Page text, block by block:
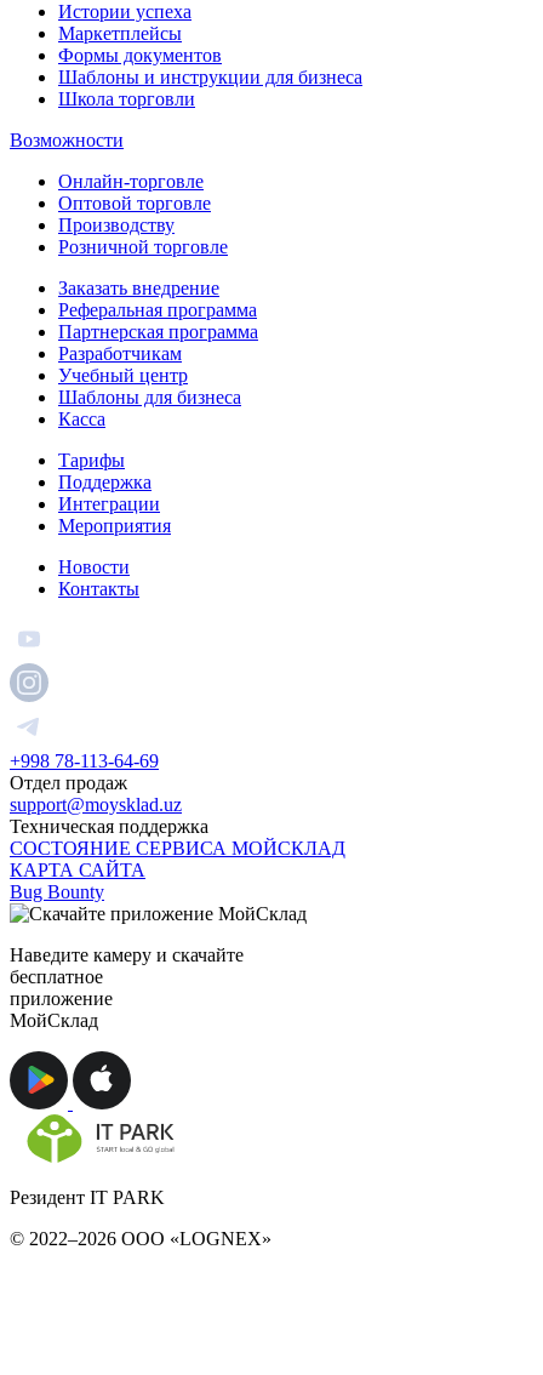
Истории успеха
Маркетплейсы
Формы документов
Шаблоны и инструкции для бизнеса
Школа торговли
Возможности
Онлайн-торговле
Оптовой торговле
Производству
Розничной торговле
Заказать внедрение
Реферальная программа
Партнерская программа
Разработчикам
Учебный центр
Шаблоны для бизнеса
Касса
Тарифы
Поддержка
Интеграции
Мероприятия
Новости
Контакты
+998 78-113-64-69
Отдел продаж
support@moysklad.uz
Техническая поддержка
СОСТОЯНИЕ СЕРВИСА МОЙСКЛАД
КАРТА САЙТА
Bug Bounty
Наведите камеру и скачайте
бесплатное
приложение
МойСклад
Резидент IT PARK
© 2022–2026 ООО «LOGNEX»